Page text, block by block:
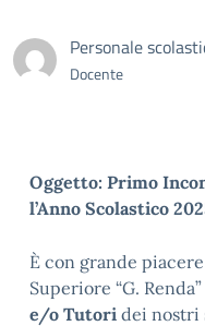
Personale
Docente
Oggetto: Primo
l’Anno Scolastico
È con grande
Superiore “G.
e/o Tutori dei nostri